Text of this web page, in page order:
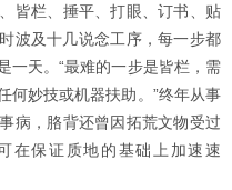
皆栏、捶平、打眼、订书、贴
波及十几说念工序，每一步都
一天。“最难的一步是皆栏，需
何妙技或机器扶助。”终年从事
病，胳背还曾因拓荒文物受过
在保证质地的基础上加速速